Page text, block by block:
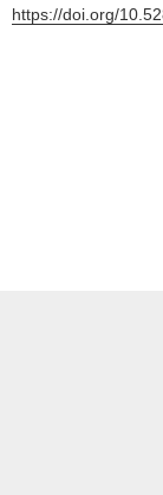
https://doi.org/